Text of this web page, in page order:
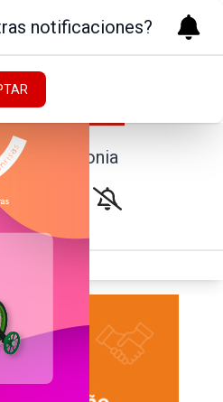
la Patagonia
notificaciones?